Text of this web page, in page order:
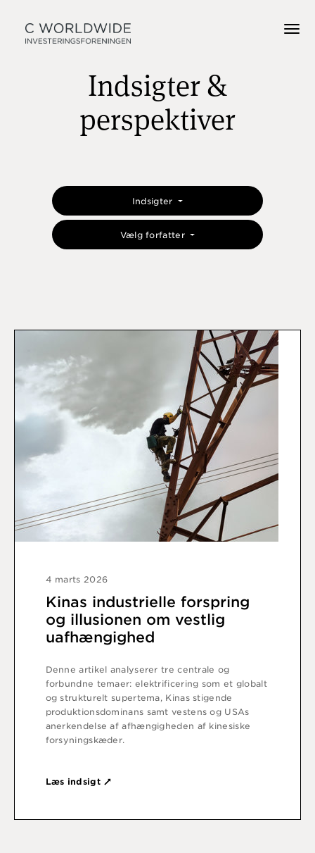
Indsigter &
perspektiver
Indsigter
Vælg forfatter
4 marts 2026
Kinas industrielle forspring
og illusionen om vestlig
uafhængighed
Denne artikel analyserer tre centrale og
forbundne temaer: elektrificering som et globalt
og strukturelt supertema, Kinas stigende
produktionsdominans samt vestens og USAs
anerkendelse af afhængigheden af kinesiske
forsyningskæder.
Læs indsigt